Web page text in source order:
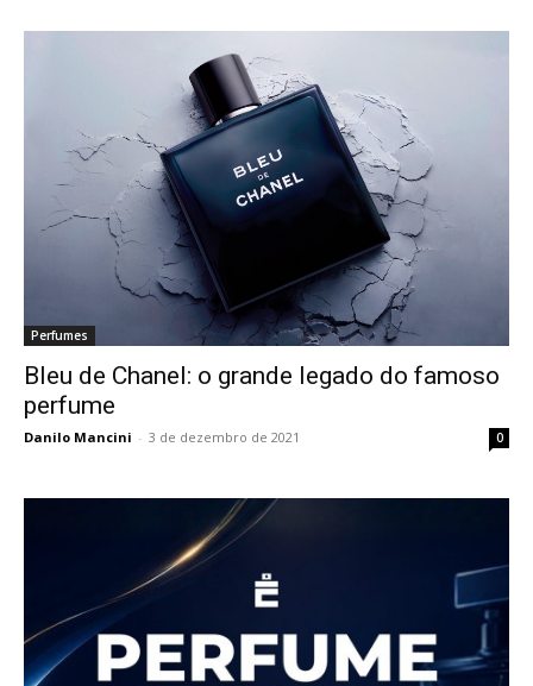
Perfumes
Bleu de Chanel: o grande legado do famoso
perfume
Danilo Mancini - 3 de dezembro de 2021 0